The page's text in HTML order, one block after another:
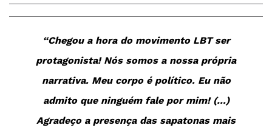
“Chegou a hora do movimento LBT ser
protagonista! Nós somos a nossa própria
narrativa. Meu corpo é político. Eu não
admito que ninguém fale por mim! (…)
Agradeço a presença das sapatonas mais